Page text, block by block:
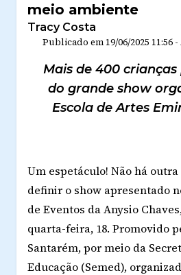
meio ambiente
Tracy Costa
Publicado em 19/06/2025 11:56-
Mais de 400
do grande show
Escola de Artes
Um espetáculo! Não há
definir o show apresentado
de Eventos da Anysio
quarta-feira, 18. Promovido
Santarém, por meio da
Educação (Semed),